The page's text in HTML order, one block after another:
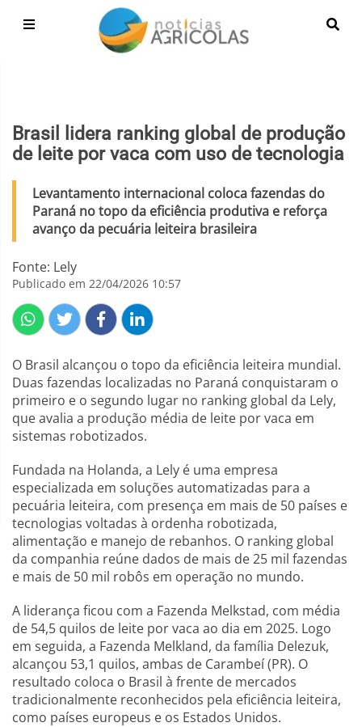
Brasil lidera ranking global de produção
de leite por vaca com uso de tecnologia
Levantamento internacional coloca fazendas do
Paraná no topo da eficiência produtiva e reforça
avanço da pecuária leiteira brasileira
Fonte: Lely
Publicado em 22/04/2026 10:57
O Brasil alcançou o topo da eficiência leiteira mundial.
Duas fazendas localizadas no Paraná conquistaram o
primeiro e o segundo lugar no ranking global da Lely,
que avalia a produção média de leite por vaca em
sistemas robotizados.
Fundada na Holanda, a Lely é uma empresa
especializada em soluções automatizadas para a
pecuária leiteira, com presença em mais de 50 países e
tecnologias voltadas à ordenha robotizada,
alimentação e manejo de rebanhos. O ranking global
da companhia reúne dados de mais de 25 mil fazendas
e mais de 50 mil robôs em operação no mundo.
A liderança ficou com a Fazenda Melkstad, com média
de 54,5 quilos de leite por vaca ao dia em 2025. Logo
em seguida, a Fazenda Melkland, da família Delezuk,
alcançou 53,1 quilos, ambas de Carambeí (PR). O
resultado coloca o Brasil à frente de mercados
tradicionalmente reconhecidos pela eficiência leiteira,
como países europeus e os Estados Unidos.